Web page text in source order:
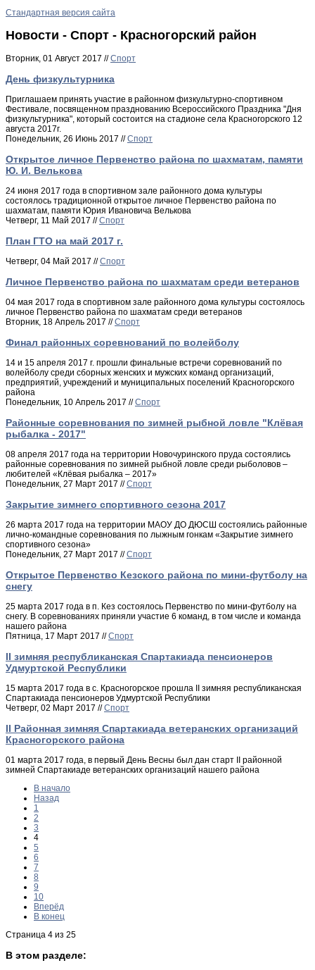
Стандартная версия сайта
Новости - Спорт - Красногорский район
Вторник, 01 Август 2017 //Спорт
День физкультурника
Приглашаем принять участие в районном физкультурно-спортивном
Фестивале, посвященном празднованию Всероссийского Праздника "Дня
физкультурника", который состоится на стадионе села Красногорского 12
августа 2017г.
Понедельник, 26 Июнь 2017 //Спорт
Открытое личное Первенство района по шахматам, памяти
Ю. И. Велькова
24 июня 2017 года в спортивном зале районного дома культуры
состоялось традиционной открытое личное Первенство района по
шахматам, памяти Юрия Ивановича Велькова
Четверг, 11 Май 2017 //Спорт
План ГТО на май 2017 г.
Четверг, 04 Май 2017 //Спорт
Личное Первенство района по шахматам среди ветеранов
04 мая 2017 года в спортивном зале районного дома культуры состоялось
личное Первенство района по шахматам среди ветеранов
Вторник, 18 Апрель 2017 //Спорт
Финал районных соревнований по волейболу
14 и 15 апреля 2017 г. прошли финальные встречи соревнований по
волейболу среди сборных женских и мужских команд организаций,
предприятий, учреждений и муниципальных поселений Красногорского
района
Понедельник, 10 Апрель 2017 //Спорт
Районные соревнования по зимней рыбной ловле "Клёвая
рыбалка - 2017"
08 апреля 2017 года на территории Новочуринского пруда состоялись
районные соревнования по зимней рыбной ловле среди рыболовов –
любителей «Клёвая рыбалка – 2017»
Понедельник, 27 Март 2017 //Спорт
Закрытие зимнего спортивного сезона 2017
26 марта 2017 года на территории МАОУ ДО ДЮСШ состоялись районные
лично-командные соревнования по лыжным гонкам «Закрытие зимнего
спортивного сезона»
Понедельник, 27 Март 2017 //Спорт
Открытое Первенство Кезского района по мини-футболу на
снегу
25 марта 2017 года в п. Кез состоялось Первенство по мини-футболу на
снегу. В соревнованиях приняли участие 6 команд, в том числе и команда
нашего района
Пятница, 17 Март 2017 //Спорт
II зимняя республиканская Спартакиада пенсионеров
Удмуртской Республики
15 марта 2017 года в с. Красногорское прошла II зимняя республиканская
Спартакиада пенсионеров Удмуртской Республики
Четверг, 02 Март 2017 //Спорт
II Районная зимняя Спартакиада ветеранских организаций
Красногорского района
01 марта 2017 года, в первый День Весны был дан старт II районной
зимней Спартакиаде ветеранских организаций нашего района
В начало
Назад
1
2
3
4
5
6
7
8
9
10
Вперёд
В конец
Страница 4 из 25
В этом разделе: